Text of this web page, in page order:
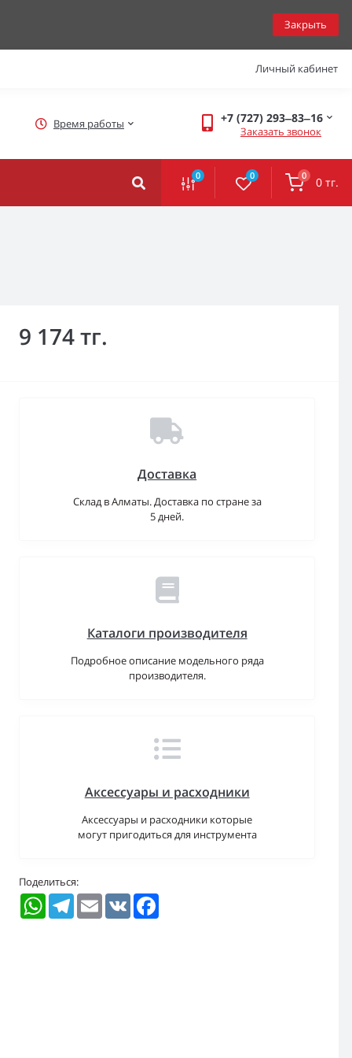
Закрыть
Личный кабинет
Время работы +7 (727) 293‒83‒16
Заказать звонок
0 0 0 0 тг.
9 174 тг.
Доставка
Склад в Алматы. Доставка по стране за
5 дней.
Каталоги производителя
Подробное описание модельного ряда
производителя.
Аксессуары и расходники
Аксессуары и расходники которые
могут пригодиться для инструмента
Поделиться:
WhatsAppTelegramEmail VK